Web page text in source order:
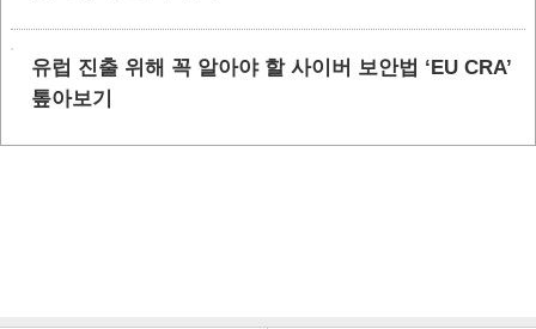
유럽 진출 위해 꼭 알아야 할 사이버 보안법 ‘EU CRA’
톺아보기